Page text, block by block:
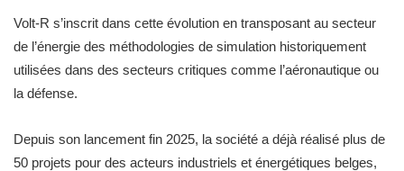
Volt-R s’inscrit dans cette évolution en transposant au secteur
de l’énergie des méthodologies de simulation historiquement
utilisées dans des secteurs critiques comme l’aéronautique ou
la défense.
Depuis son lancement fin 2025, la société a déjà réalisé plus de
50 projets pour des acteurs industriels et énergétiques belges,